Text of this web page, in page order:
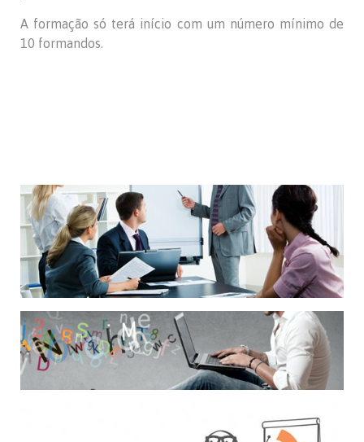
A formação só terá início com um número mínimo de
10 formandos.